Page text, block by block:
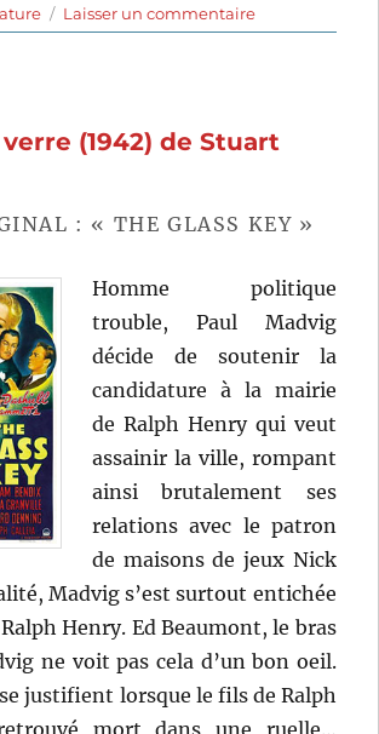
Laisser un commentairesur
Le
mort
Henry
(1942) de Stuart
: « THE GLASS KEY »
Homme politique
trouble, Paul Madvig
décide de soutenir la
candidature à la mairie
de Ralph Henry qui veut
assainir la ville, rompant
ainsi brutalement ses
relations avec le patron
de maisons de jeux Nick
Madvig s’est surtout entichée
Henry. Ed Beaumont, le bras
ne voit pas cela d’un bon oeil.
justifient lorsque le fils de Ralph